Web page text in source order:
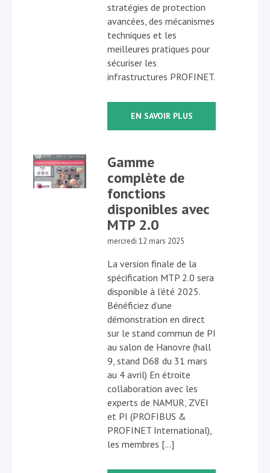
stratégies de protection
avancées, des mécanismes
techniques et les
meilleures pratiques pour
sécuriser les
infrastructures PROFINET.
EN SAVOIR PLUS
Gamme
complète de
fonctions
disponibles avec
MTP 2.0
mercredi 12 mars 2025
La version finale de la
spécification MTP 2.0 sera
disponible à l’été 2025.
Bénéficiez d’une
démonstration en direct
sur le stand commun de PI
au salon de Hanovre (hall
9, stand D68 du 31 mars
au 4 avril) En étroite
collaboration avec les
experts de NAMUR, ZVEI
et PI (PROFIBUS &
PROFINET International),
les membres […]